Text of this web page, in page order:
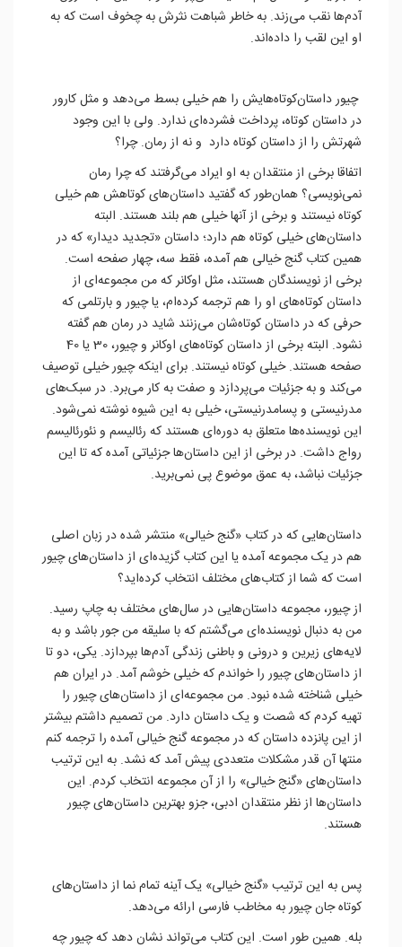
آدم‌ها نقب می‌زند. به خاطر شباهت نثرش به چخوف است که به
او این لقب را داده‌اند.
چیور داستان‌کوتاه‌هایش را هم خیلی بسط می‌دهد و مثل کارور
در داستان کوتاه، پرداخت فشرده‌ای ندارد. ولی با این وجود
شهرتش را از داستان کوتاه دارد و نه از رمان. چرا؟
اتفاقا برخی از منتقدان به او ایراد می‌گرفتند که چرا رمان
نمی‌نویسی؟ همان‌طور که گفتید داستان‌های کوتاهش هم خیلی
کوتاه نیستند و برخی از آنها خیلی هم بلند هستند. البته
داستان‌های خیلی کوتاه هم دارد؛ داستان «تجدید دیدار» که در
همین کتاب گنج خیالی هم آمده، فقط سه، چهار صفحه است.
برخی از نویسندگان هستند، مثل اوکانر که من مجموعه‌ای از
داستان‌ کوتاه‌های او را هم ترجمه کرده‌ام، یا چیور و بارتلمی که
حرفی که در داستان کوتاه‌شان می‌زنند شاید در رمان هم گفته
نشود. البته برخی از داستان‌ کوتاه‌های اوکانر و چیور، 30 یا 40
صفحه هستند. خیلی کوتاه نیستند. برای اینکه چیور خیلی توصیف
می‌کند و به جزئیات می‌پردازد و صفت به کار می‌برد. در سبک‌های
مدرنیستی و پسامدرنیستی، خیلی به این شیوه نوشته نمی‌شود.
این نویسنده‌ها متعلق به دوره‌ای هستند که رئالیسم و نئورئالیسم
رواج داشت. در برخی از این داستان‌ها جزئیاتی آمده که تا این
جزئیات نباشد، به عمق موضوع پی نمی‌برید.
داستان‌هایی که در کتاب «گنج خیالی» منتشر شده در زبان اصلی
هم در یک مجموعه آمده یا این کتاب گزیده‌‌ای از داستان‌های چیور
است که شما از کتاب‌های مختلف انتخاب کرده‌اید؟
از چیور، مجموعه‌ داستان‌هایی در سال‌های مختلف به چاپ رسید.
من به دنبال نویسنده‌ای می‌گشتم که با سلیقه من جور باشد و به
لایه‌های زیرین و درونی و باطنی زندگی آدم‌ها بپردازد. یکی، دو تا
از داستان‌های چیور را خواندم که خیلی خوشم آمد. در ایران هم
خیلی شناخته شده نبود. من مجموعه‌ای از داستان‌های چیور را
تهیه کردم که شصت و یک داستان دارد. من تصمیم داشتم بیشتر
از این پانزده داستان که در مجموعه گنج خیالی آمده را ترجمه کنم
منتها آن قدر مشکلات متعددی پیش آمد که نشد. به این ترتیب
داستان‌های «گنج خیالی» را از آن مجموعه انتخاب کردم. این
داستان‌ها از نظر منتقدان ادبی، جزو بهترین داستان‌های چیور
هستند.
پس به این ترتیب «گنج خیالی» یک آینه تمام نما از داستان‌‌های
کوتاه‌ جان چیور به مخاطب فارسی ارائه می‌دهد.
بله. همین طور است. این کتاب می‌تواند نشان دهد که چیور چه